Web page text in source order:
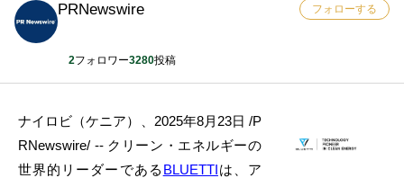
PRNewswire
2フォロワー3280投稿
フォローする
ナイロビ（ケニア）、2025年8月23日 /P
RNewswire/ -- クリーン・エネルギーの
世界的リーダーである BLUETTIは、ア